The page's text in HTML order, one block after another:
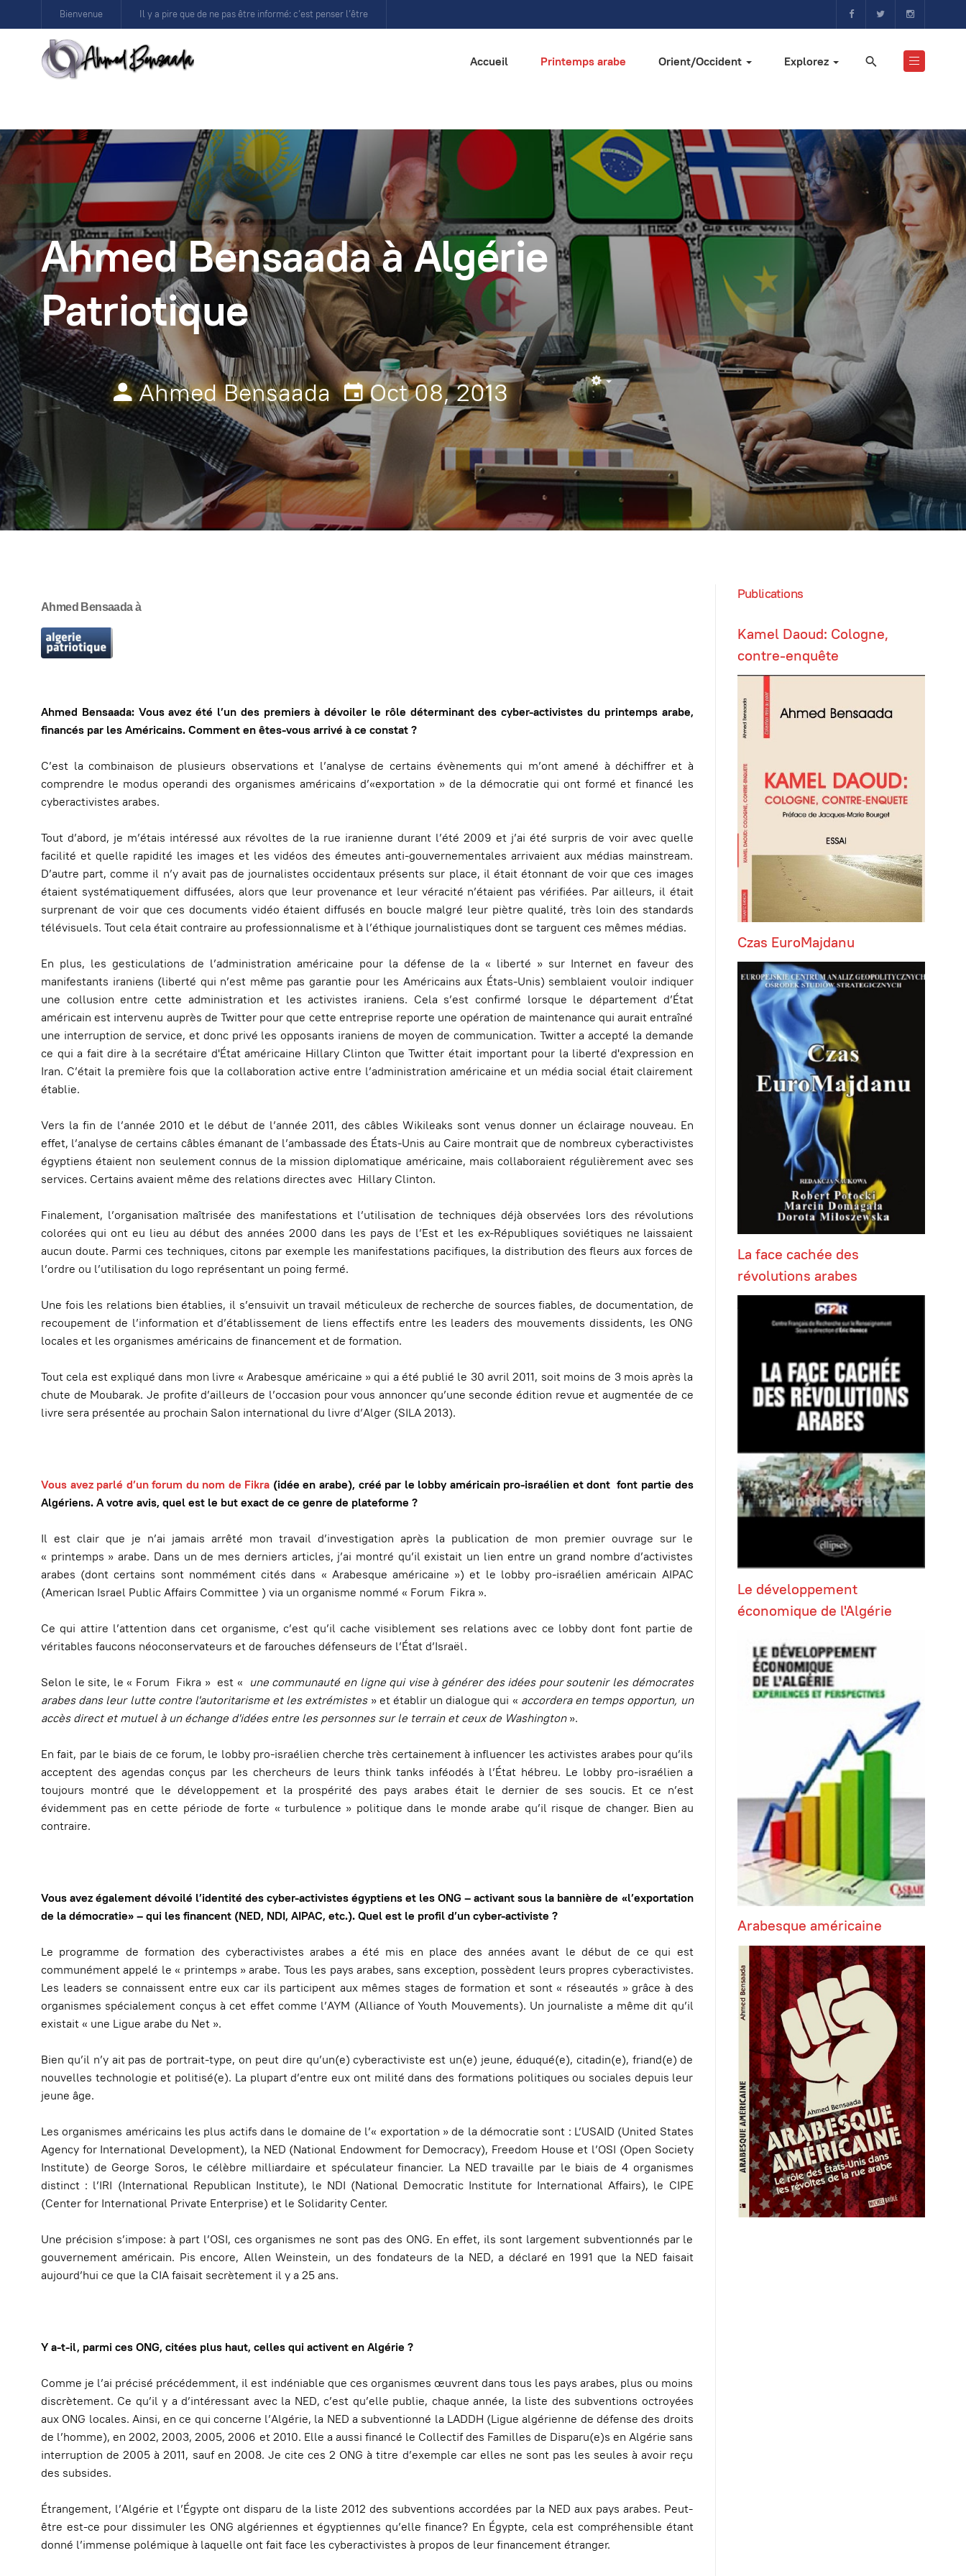
Bienvenue Il y a pire que de ne pas être informé: c’est penser l’être
Accueil Printemps arabe Orient/Occident Explorez
Ahmed Bensaada à Algérie
Patriotique
Empty
Ahmed Bensaada Oct 08, 2013
Ahmed Bensaadaà
Ahmed Bensaada: Vous avez été l’un des premiers à dévoiler le rôle déterminant des cyber-activistes du printemps arabe,
financés par les Américains. Comment en êtes-vous arrivé à ce constat ?
C’est la combinaison de plusieurs observations et l’analyse de certains évènements qui m’ont amené à déchiffrer et à
comprendre le modus operandi des organismes américains d’«exportation » de la démocratie qui ont formé et financé les
cyberactivistes arabes.
Tout d’abord, je m’étais intéressé aux révoltes de la rue iranienne durant l’été 2009 et j’ai été surpris de voir avec quelle
facilité et quelle rapidité les images et les vidéos des émeutes anti-gouvernementales arrivaient aux médias mainstream.
D’autre part, comme il n’y avait pas de journalistes occidentaux présents sur place, il était étonnant de voir que ces images
étaient systématiquement diffusées, alors que leur provenance et leur véracité n’étaient pas vérifiées. Par ailleurs, il était
surprenant de voir que ces documents vidéo étaient diffusés en boucle malgré leur piètre qualité, très loin des standards
télévisuels. Tout cela était contraire au professionnalisme et à l’éthique journalistiques dont se targuent ces mêmes médias.
En plus, les gesticulations de l’administration américaine pour la défense de la « liberté » sur Internet en faveur des
manifestants iraniens (liberté qui n’est même pas garantie pour les Américains aux États-Unis) semblaient vouloir indiquer
une collusion entre cette administration et les activistes iraniens. Cela s’est confirmé lorsque le département d’État
américain est intervenu auprès de Twitter pour que cette entreprise reporte une opération de maintenance qui aurait entraîné
une interruption de service, et donc privé les opposants iraniens de moyen de communication. Twitter a accepté la demande
ce qui a fait dire à la secrétaire d'État américaine Hillary Clinton que Twitter était important pour la liberté d'expression en
Iran. C’était la première fois que la collaboration active entre l’administration américaine et un média social était clairement
établie.
Vers la fin de l’année 2010 et le début de l’année 2011, des câbles Wikileaks sont venus donner un éclairage nouveau. En
effet, l’analyse de certains câbles émanant de l’ambassade des États-Unis au Caire montrait que de nombreux cyberactivistes
égyptiens étaient non seulement connus de la mission diplomatique américaine, mais collaboraient régulièrement avec ses
services. Certains avaient même des relations directes avec Hillary Clinton.
Finalement, l’organisation maîtrisée des manifestations et l’utilisation de techniques déjà observées lors des révolutions
colorées qui ont eu lieu au début des années 2000 dans les pays de l’Est et les ex-Républiques soviétiques ne laissaient
aucun doute. Parmi ces techniques, citons par exemple les manifestations pacifiques, la distribution des fleurs aux forces de
l’ordre ou l’utilisation du logo représentant un poing fermé.
Une fois les relations bien établies, il s’ensuivit un travail méticuleux de recherche de sources fiables, de documentation, de
recoupement de l’information et d’établissement de liens effectifs entre les leaders des mouvements dissidents, les ONG
locales et les organismes américains de financement et de formation.
Tout cela est expliqué dans mon livre « Arabesque américaine » qui a été publié le 30 avril 2011, soit moins de 3 mois après la
chute de Moubarak. Je profite d’ailleurs de l’occasion pour vous annoncer qu’une seconde édition revue et augmentée de ce
livre sera présentée au prochain Salon international du livre d’Alger (SILA 2013).
Vous avez parlé d’un forum du nom de Fikra (idée en arabe), créé par le lobby américain pro-israélien et dont font partie des
Algériens. A votre avis, quel est le but exact de ce genre de plateforme ?
Il est clair que je n’ai jamais arrêté mon travail d’investigation après la publication de mon premier ouvrage sur le
« printemps » arabe. Dans un de mes derniers articles, j’ai montré qu’il existait un lien entre un grand nombre d’activistes
arabes (dont certains sont nommément cités dans « Arabesque américaine ») et le lobby pro-israélien américain AIPAC
(American Israel Public Affairs Committee ) via un organisme nommé « Forum Fikra ».
Ce qui attire l’attention dans cet organisme, c’est qu’il cache visiblement ses relations avec ce lobby dont font partie de
véritables faucons néoconservateurs et de farouches défenseurs de l’État d’Israël.
Selon le site, le « Forum Fikra » est « une communauté en ligne qui vise à générer des idées pour soutenir les démocrates
arabes dans leur lutte contre l'autoritarisme et les extrémistes » et établir un dialogue qui « accordera en temps opportun, un
accès direct et mutuel à un échange d'idées entre les personnes sur le terrain et ceux de Washington».
En fait, par le biais de ce forum, le lobby pro-israélien cherche très certainement à influencer les activistes arabes pour qu’ils
acceptent des agendas conçus par les chercheurs de leurs think tanks inféodés à l’État hébreu. Le lobby pro-israélien a
toujours montré que le développement et la prospérité des pays arabes était le dernier de ses soucis. Et ce n’est
évidemment pas en cette période de forte « turbulence » politique dans le monde arabe qu’il risque de changer. Bien au
contraire.
Vous avez également dévoilé l’identité des cyber-activistes égyptiens et les ONG – activant sous la bannière de «l’exportation
de la démocratie» – qui les financent (NED, NDI, AIPAC, etc.). Quel est le profil d’un cyber-activiste ?
Le programme de formation des cyberactivistes arabes a été mis en place des années avant le début de ce qui est
communément appelé le « printemps » arabe. Tous les pays arabes, sans exception, possèdent leurs propres cyberactivistes.
Les leaders se connaissent entre eux car ils participent aux mêmes stages de formation et sont « réseautés » grâce à des
organismes spécialement conçus à cet effet comme l’AYM (Alliance of Youth Mouvements). Un journaliste a même dit qu’il
existait « une Ligue arabe du Net ».
Bien qu’il n’y ait pas de portrait-type, on peut dire qu’un(e) cyberactiviste est un(e) jeune, éduqué(e), citadin(e), friand(e) de
nouvelles technologie et politisé(e). La plupart d’entre eux ont milité dans des formations politiques ou sociales depuis leur
jeune âge.
Les organismes américains les plus actifs dans le domaine de l’« exportation » de la démocratie sont : L’USAID (United States
Agency for International Development), la NED (National Endowment for Democracy), Freedom House et l’OSI (Open Society
Institute) de George Soros, le célèbre milliardaire et spéculateur financier. La NED travaille par le biais de 4 organismes
distinct : l’IRI (International Republican Institute), le NDI (National Democratic Institute for International Affairs), le CIPE
(Center for International Private Enterprise) et le Solidarity Center.
Une précision s’impose: à part l’OSI, ces organismes ne sont pas des ONG. En effet, ils sont largement subventionnés par le
gouvernement américain. Pis encore, Allen Weinstein, un des fondateurs de la NED, a déclaré en 1991 que la NED faisait
aujourd’hui ce que la CIA faisait secrètement il y a 25 ans.
Y a-t-il, parmi ces ONG, citées plus haut, celles qui activent en Algérie ?
Comme je l’ai précisé précédemment, il est indéniable que ces organismes œuvrent dans tous les pays arabes, plus ou moins
discrètement. Ce qu’il y a d’intéressant avec la NED, c’est qu’elle publie, chaque année, la liste des subventions octroyées
aux ONG locales. Ainsi, en ce qui concerne l’Algérie, la NED a subventionné la LADDH (Ligue algérienne de défense des droits
de l’homme), en 2002, 2003, 2005, 2006 et 2010. Elle a aussi financé le Collectif des Familles de Disparu(e)s en Algérie sans
interruption de 2005 à 2011, sauf en 2008. Je cite ces 2 ONG à titre d’exemple car elles ne sont pas les seules à avoir reçu
des subsides.
Étrangement, l’Algérie et l’Égypte ont disparu de la liste 2012 des subventions accordées par la NED aux pays arabes. Peut-
être est-ce pour dissimuler les ONG algériennes et égyptiennes qu’elle finance? En Égypte, cela est compréhensible étant
donné l’immense polémique à laquelle ont fait face les cyberactivistes à propos de leur financement étranger.
Publications
Kamel Daoud: Cologne,
contre-enquête
Czas EuroMajdanu
La face cachée des
révolutions arabes
Le développement
économique de l'Algérie
Arabesque américaine